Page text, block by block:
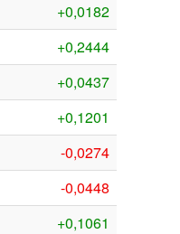
+0,0182
+0,2444
+0,0437
+0,1201
-0,0274
-0,0448
+0,1061